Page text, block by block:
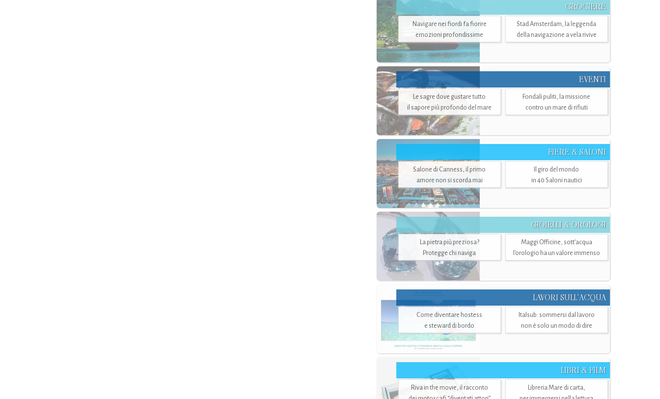
CROCIERE
Navigare nei fiordi fa fiorire
emozioni profondissime
Stad Amsterdam, la leggenda
della navigazione a vela rivive
EVENTI
Le sagre dove gustare tutto
il sapore più profondo del mare
Fondali puliti, la missione
contro un mare di rifiuti
FIERE & SALONI
Salone di Canness, il primo
amore non si scorda mai
Il giro del mondo
in 40 Saloni nautici
GIOIELLI & OROLOGI
La pietra più preziosa?
Protegge chi naviga
Maggi Officine, sott’acqua
l'orologio ha un valore immenso
LAVORI SULL’ACQUA
Come diventare hostess
e steward di bordo
Italsub: sommersi dal lavoro
non è solo un modo di dire
LIBRI & FILM
Riva in the movie, il racconto
Libreria Mare di carta,